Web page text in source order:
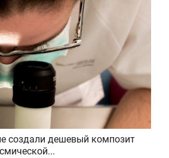
создали дешевый композит